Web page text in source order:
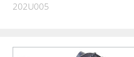
202U005